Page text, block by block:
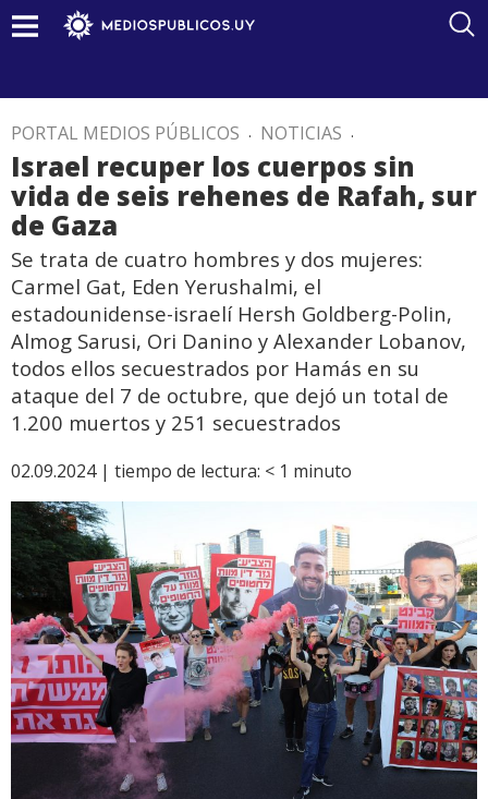
PORTAL MEDIOS PÚBLICOS . NOTICIAS .
Israel recuper los cuerpos sin
vida de seis rehenes de Rafah, sur
de Gaza
Se trata de cuatro hombres y dos mujeres:
Carmel Gat, Eden Yerushalmi, el
estadounidense-israelí Hersh Goldberg-Polin,
Almog Sarusi, Ori Danino y Alexander Lobanov,
todos ellos secuestrados por Hamás en su
ataque del 7 de octubre, que dejó un total de
1.200 muertos y 251 secuestrados
02.09.2024 | tiempo de lectura: < 1 minuto